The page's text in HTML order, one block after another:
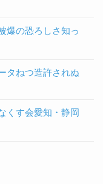
爆の恐ろしさ知っ
タねつ造許されぬ
くす会愛知・静岡